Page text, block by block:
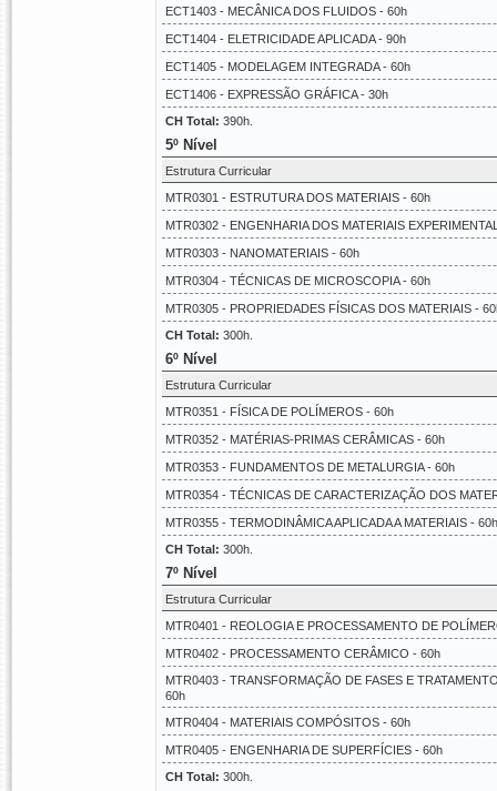
ECT1403 - MECÂNICA DOS FLUIDOS - 60h
ECT1404 - ELETRICIDADE APLICADA - 90h
ECT1405 - MODELAGEM INTEGRADA - 60h
ECT1406 - EXPRESSÃO GRÁFICA - 30h
CH Total: 390h.
5º Nível
Estrutura Curricular
MTR0301 - ESTRUTURA DOS MATERIAIS - 60h
MTR0302 - ENGENHARIA DOS MATERIAIS
MTR0303 - NANOMATERIAIS - 60h
MTR0304 - TÉCNICAS DE MICROSCOPIA - 60h
MTR0305 - PROPRIEDADES FÍSICAS DOS MATERIAIS -
CH Total: 300h.
6º Nível
Estrutura Curricular
MTR0351 - FÍSICA DE POLÍMEROS - 60h
MTR0352 - MATÉRIAS-PRIMAS CERÂMICAS - 60h
MTR0353 - FUNDAMENTOS DE METALURGIA - 60h
MTR0354 - TÉCNICAS DE CARACTERIZAÇÃO DOS
MTR0355 - TERMODINÂMICA APLICADA A MATERIAIS - 60h
CH Total: 300h.
7º Nível
Estrutura Curricular
MTR0401 - REOLOGIA E PROCESSAMENTO DE
MTR0402 - PROCESSAMENTO CERÂMICO - 60h
MTR0403 - TRANSFORMAÇÃO DE FASES E
60h
MTR0404 - MATERIAIS COMPÓSITOS - 60h
MTR0405 - ENGENHARIA DE SUPERFÍCIES - 60h
CH Total: 300h.